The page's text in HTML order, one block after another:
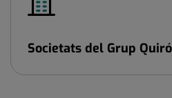
Societats del Grup